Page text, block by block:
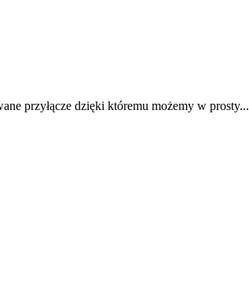
przyłącze dzięki któremu możemy w prosty...